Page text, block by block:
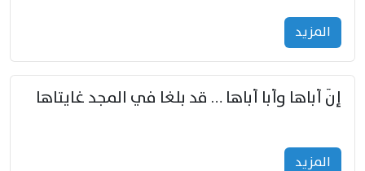
المزید
إنّ أباها وأبا أباها … قد بلغا في المجد غايتاها
المزید